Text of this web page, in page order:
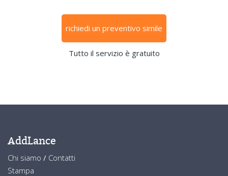
richiedi un preventivo simile
Tutto il servizio è gratuito
AddLance
Chi siamo / Contatti
Stampa